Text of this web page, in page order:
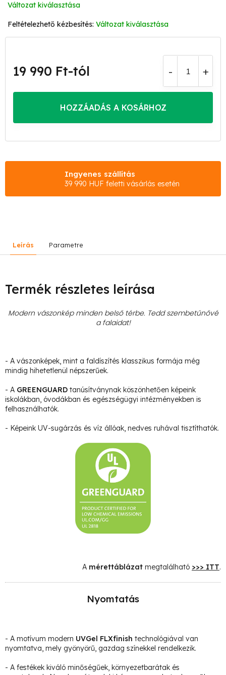
Változat kiválasztása
Változat kiválasztása
19 990 Ft-tól
HOZZÁADÁS A KOSÁRHOZ
Ingyenes szállítás
39 990 HUF feletti vásárlás esetén
Leírás Parametre
Termék részletes leírása
Modern vászonkép minden belső térbe. Tedd szembetűnővé
a falaidat!
- A vászonképek, mint a faldíszítés klasszikus formája még
mindig hihetetlenül népszerűek.
- A GREENGUARD tanúsítványnak köszönhetően képeink
iskolákban, óvodákban és egészségügyi intézményekben is
felhasználhatók.
- Képeink UV-sugárzás és víz állóak, nedves ruhával tisztíthatók.
A mérettáblázat megtalálható >>> ITT.
Nyomtatás
- A motívum modern UVGel FLXfinish technológiával van
nyomtatva, mely gyönyörű, gazdag színekkel rendelkezik.
- A festékek kiváló minőségűek, környezetbarátak és